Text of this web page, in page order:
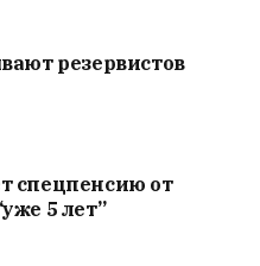
резервистов
спецпенсию от
5 лет”